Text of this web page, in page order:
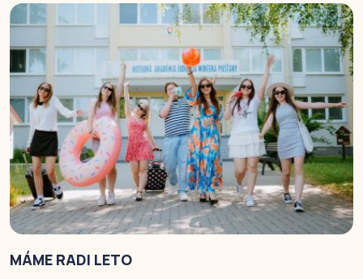
MÁME RADI LETO